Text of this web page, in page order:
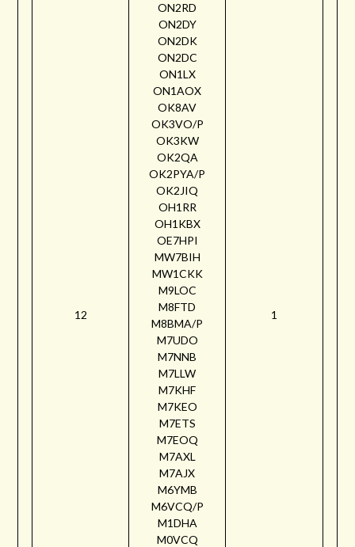
12
ON2RD
ON2DY
ON2DK
ON2DC
ON1LX
ON1AOX
OK8AV
OK3VO/P
OK3KW
OK2QA
OK2PYA/P
OK2JIQ
OH1RR
OH1KBX
OE7HPI
MW7BIH
MW1CKK
M9LOC
M8FTD
M8BMA/P
M7UDO
M7NNB
M7LLW
M7KHF
M7KEO
M7ETS
M7EOQ
M7AXL
M7AJX
M6YMB
M6VCQ/P
M1DHA
M0VCQ
1